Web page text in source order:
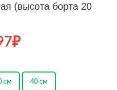
(высота борта 20
₽
см 40 см